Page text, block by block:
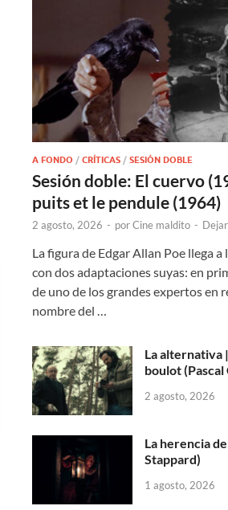
A FONDO /CRÍTICAS /SESIÓN DOBLE
Sesión doble: El cuervo
puits et le pendule (1964)
2 agosto, 2026 - porCine maldito -
La figura de Edgar Allan Poe llega a
con dos adaptaciones suyas: en
de uno de los grandes expertos en
nombre del …
La alternativa
boulot (Pascal
2 agosto, 2026
La herencia
Stappard)
1 agosto, 2026